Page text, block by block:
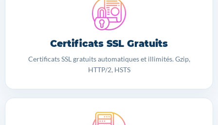
Certificats SSL Gratuits
Certificats SSL gratuits automatiques et illimités. Gzip,
HTTP/2, HSTS